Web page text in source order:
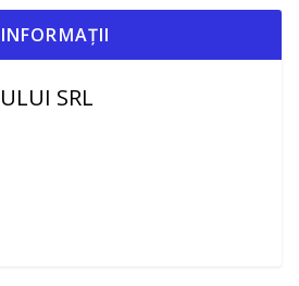
INFORMAȚII
SRL